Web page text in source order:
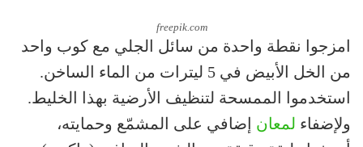
freepik.com
امزجوا نقطة واحدة من سائل الجلي مع كوب واحد
من الخل الأبيض في 5 ليترات من الماء الساخن.
استخدموا الممسحة لتنظيف الأرضية بهذا الخليط.
ولإضفاء لمعان إضافي على المشمّع وحمايته،